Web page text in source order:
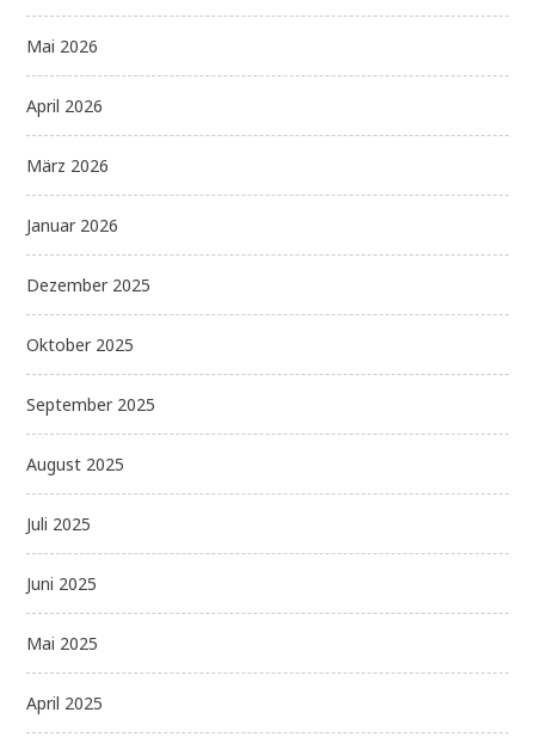
Mai 2026
April 2026
März 2026
Januar 2026
Dezember 2025
Oktober 2025
September 2025
August 2025
Juli 2025
Juni 2025
Mai 2025
April 2025